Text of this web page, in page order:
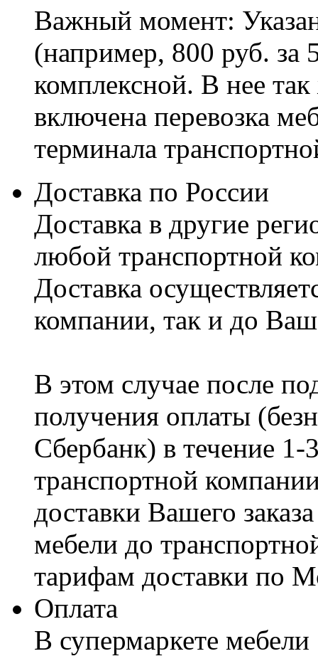
Важный момент:
(например, 800 руб. за
комплексной. В нее
включена перевозка
терминала
Доставка по России
Доставка в другие
любой транспортной
Доставка
компании, так и до
В этом случае после
получения оплаты
Сбербанк) в течение
транспортной
доставки Вашего
мебели до
тарифам доставки по
Оплата
В супермаркете